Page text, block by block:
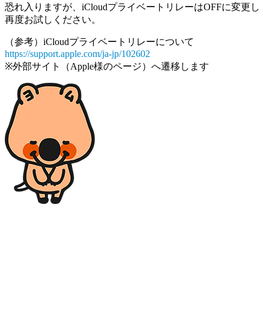
恐れ入りますが、iCloudプライベートリレーはOFFに変更し
再度お試しください。
（参考）iCloudプライベートリレーについて
https://support.apple.com/ja-jp/102602
※外部サイト（Apple様のページ）へ遷移します